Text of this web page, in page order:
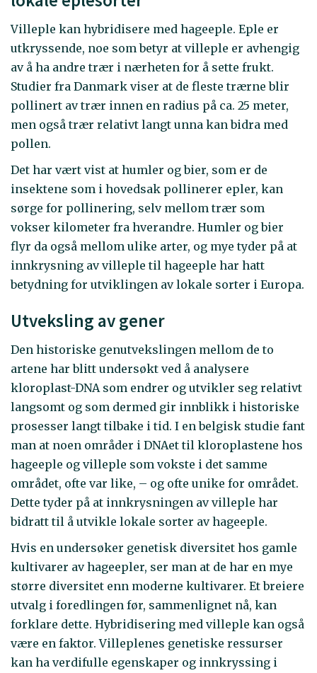
Villeple kan hybridisere med hageeple. Eple er
utkryssende, noe som betyr at villeple er avhengig
av å ha andre trær i nærheten for å sette frukt.
Studier fra Danmark viser at de fleste trærne blir
pollinert av trær innen en radius på ca. 25 meter,
men også trær relativt langt unna kan bidra med
pollen.
Det har vært vist at humler og bier, som er de
insektene som i hovedsak pollinerer epler, kan
sørge for pollinering, selv mellom trær som
vokser kilometer fra hverandre. Humler og bier
flyr da også mellom ulike arter, og mye tyder på at
innkrysning av villeple til hageeple har hatt
betydning for utviklingen av lokale sorter i Europa.
Utveksling av gener
Den historiske genutvekslingen mellom de to
artene har blitt undersøkt ved å analysere
kloroplast-DNA som endrer og utvikler seg relativt
langsomt og som dermed gir innblikk i historiske
prosesser langt tilbake i tid. I en belgisk studie fant
man at noen områder i DNAet til kloroplastene hos
hageeple og villeple som vokste i det samme
området, ofte var like, – og ofte unike for området.
Dette tyder på at innkrysningen av villeple har
bidratt til å utvikle lokale sorter av hageeple.
Hvis en undersøker genetisk diversitet hos gamle
kultivarer av hageepler, ser man at de har en mye
større diversitet enn moderne kultivarer. Et breiere
utvalg i foredlingen før, sammenlignet nå, kan
forklare dette. Hybridisering med villeple kan også
være en faktor. Villeplenes genetiske ressurser
kan ha verdifulle egenskaper og innkryssing i